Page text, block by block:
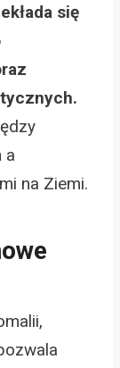
się
a
na Ziemi.